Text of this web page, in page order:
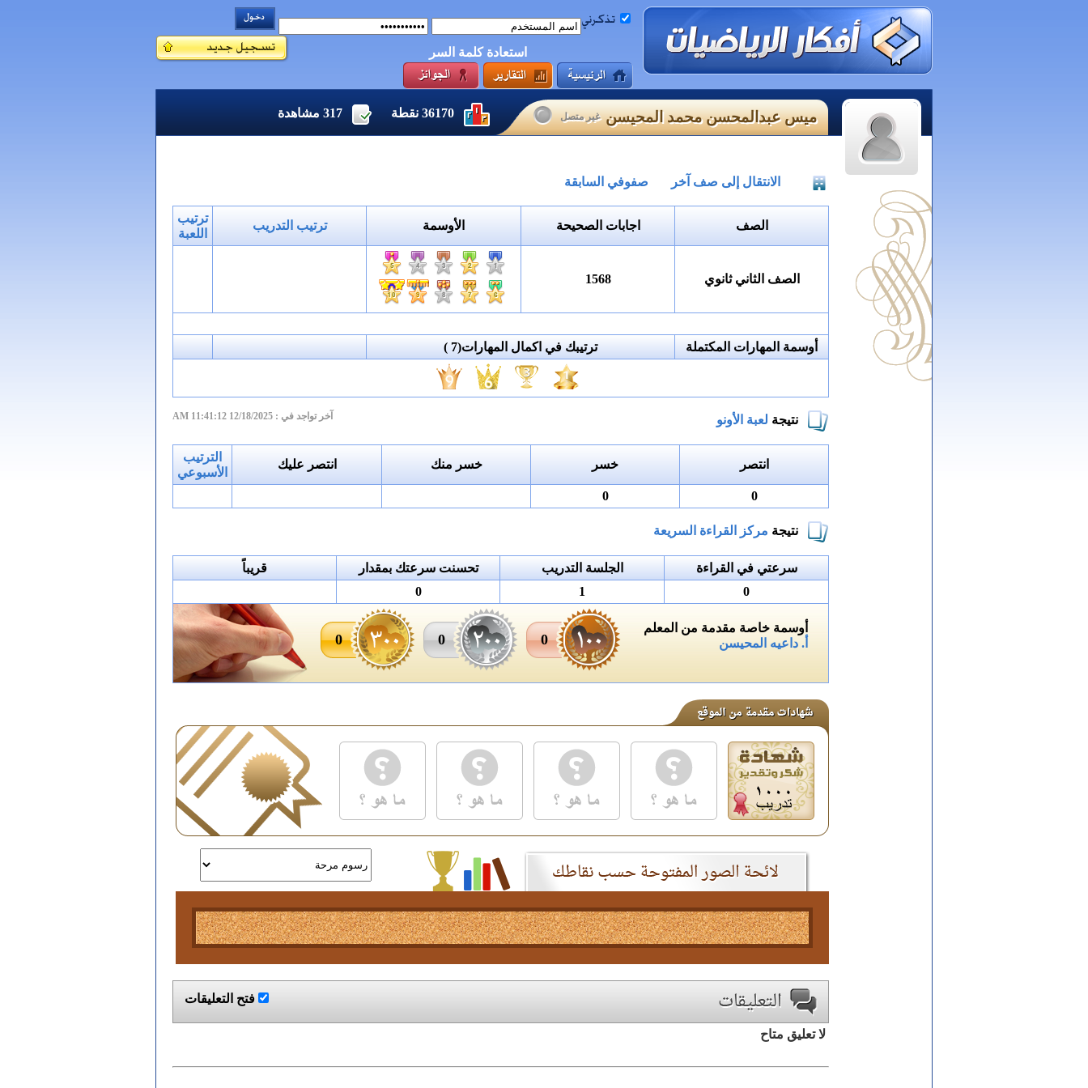
استعادة كلمة السر
ميس عبدالمحسن محمد المحيسن غير متصل 36170 نقطة 317 مشاهدة
الانتقال إلى صف آخر صفوفي السابقة
الصف اجابات الصحيحة الأوسمة ترتيب التدريب
ترتيب
اللعبة
الصف الثاني ثانوي 1568
أوسمة المهارات المكتملة ترتيبك في اكمال المهارات(7 )
نتيجة لعبة الأونو آخر تواجد في : 12/18/2025 11:41:12 AM
انتصر خسر خسر منك انتصر عليك
الترتيب
الأسبوعي
0
0
نتيجة مركز القراءة السريعة
سرعتي في القراءة الجلسة التدريب تحسنت سرعتك بمقدار
قريباً
0
1
0
أوسمة خاصة مقدمة من المعلم
أ. داعيه المحيسن
0
0
0
فتح التعليقات
لا تعليق متاح